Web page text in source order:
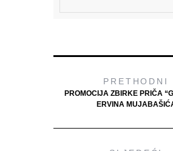
PRETHODNI
PROMOCIJA ZBIRKE PRIČA
ERVINA